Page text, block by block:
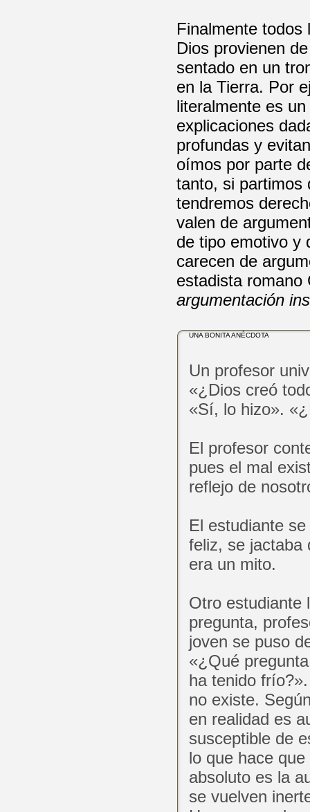
Finalmente todos
Dios provienen
sentado en un
en la Tierra. Por
literalmente es
explicaciones
profundas y
oímos por parte
tanto, si partimos
tendremos
valen de
de tipo emotivo y
carecen de
estadista
argumentación
UNA BONITA ANÉCDOTA
Un profesor
«¿Dios creó
«Sí, lo hizo».
El profesor
pues el mal
reflejo de
El estudiante
feliz, se jactaba
era un mito.
Otro estudiante
pregunta,
joven se puso
«¿Qué
ha tenido
no existe.
en realidad es
susceptible de
lo que hace
absoluto es la
se vuelven